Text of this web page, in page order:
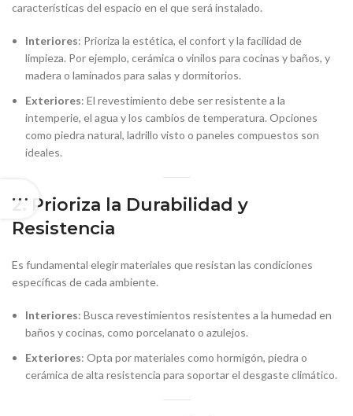
características del espacio en el que será instalado.
Interiores: Prioriza la estética, el confort y la facilidad de
limpieza. Por ejemplo, cerámica o vinilos para cocinas y baños, y
madera o laminados para salas y dormitorios.
Exteriores: El revestimiento debe ser resistente a la
intemperie, el agua y los cambios de temperatura. Opciones
como piedra natural, ladrillo visto o paneles compuestos son
ideales.
2. Prioriza la Durabilidad y
Resistencia
Es fundamental elegir materiales que resistan las condiciones
específicas de cada ambiente.
Interiores: Busca revestimientos resistentes a la humedad en
baños y cocinas, como porcelanato o azulejos.
Exteriores: Opta por materiales como hormigón, piedra o
cerámica de alta resistencia para soportar el desgaste climático.